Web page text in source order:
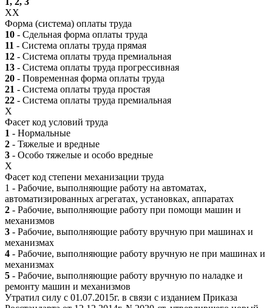
XX
Форма (система) оплаты труда
10 - Сдельная форма оплаты труда
11 - Система оплаты труда прямая
12 - Система оплаты труда премиальная
13 - Система оплаты труда прогрессивная
20 - Повременная форма оплаты труда
21 - Система оплаты труда простая
22 - Система оплаты труда премиальная
X
Фасет код условий труда
1 - Нормальные
2 - Тяжелые и вредные
3 - Особо тяжелые и особо вредные
X
Фасет код степени механизации труда
1 - Рабочие, выполняющие работу на автоматах,
автоматизированных агрегатах, установках, аппаратах
2 - Рабочие, выполняющие работу при помощи машин и
механизмов
3 - Рабочие, выполняющие работу вручную при машинах и
механизмах
4 - Рабочие, выполняющие работу вручную не при машинах и
механизмах
5 - Рабочие, выполняющие работу вручную по наладке и
ремонту машин и механизмов
Утратил силу с 01.07.2015г. в связи с изданием Приказа